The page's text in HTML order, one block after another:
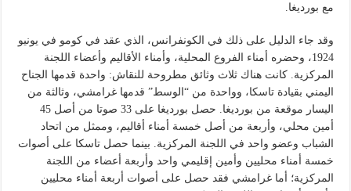
مع بورديغا.
وقد جاء الدليل على ذلك في الكونفرانس، الذي عقد في كومو في يونيو
1924، وحضره أمناء الفروع المحلية، وأمناء الأقاليم وأعضاء اللجنة
المركزية. كانت هناك ثلاث وثائق مطروحة للنقاش: واحدة قدمها الجناح
اليمني بقيادة تاسكا، وواحدة من “الوسط” قدمها غرامشي، وثالثة من
اليسار موقعة من بورديغا. حصل بورديغا على 33 صوتا من أصل 45
أمين محلي، وأربعة من أصل خمسة أمناء أقاليم، وممثل من اتحاد
الشباب وعضو واحد في اللجنة المركزية. بينما حصل تاسكا على أصوات
خمسة أمناء محليين وأمين إقليمي واحد وأربعة أعضاء من اللجنة
المركزية؛ أما غرامشي فقد حصل على أصوات أربعة أمناء محليين